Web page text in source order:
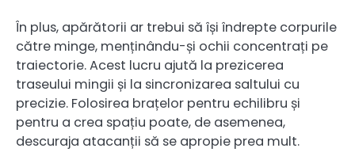
În plus, apărătorii ar trebui să își îndrepte corpurile
către minge, menținându-și ochii concentrați pe
traiectorie. Acest lucru ajută la prezicerea
traseului mingii și la sincronizarea saltului cu
precizie. Folosirea brațelor pentru echilibru și
pentru a crea spațiu poate, de asemenea,
descuraja atacanții să se apropie prea mult.